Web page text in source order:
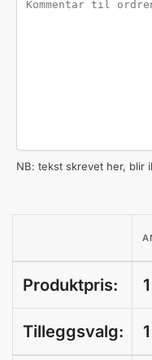
NB: tekst skrevet her, blir
Produktpris:
Tilleggsvalg: